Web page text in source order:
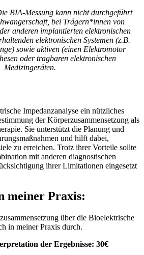
BIA-Messung kann nicht durchgeführt
bei Trägern*innen von
anderen implantierten elektronischen
elektronischen Systemen (z.B.
sowie aktiven (einen Elektromotor
oder tragbaren elektronischen
Medizingeräten.
Impedanzanalyse ein nützliches
der Körperzusammensetzung als
Sie unterstützt die Planung und
und hilft dabei,
zu erreichen. Trotz ihrer Vorteile sollte
mit anderen diagnostischen
ihrer Limitationen eingesetzt
meiner Praxis:
über die Bioelektrische
in meiner Praxis durch.
der Ergebnisse: 30€